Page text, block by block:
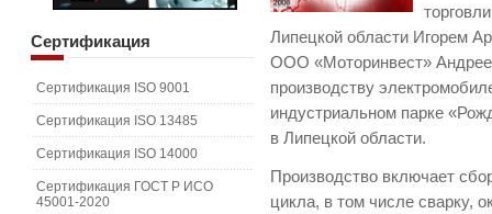
Липецкой области Игорем
ООО «Моторинвест»
производству
индустриальном парке
в Липецкой области.
Производство включает
цикла, в том числе сварку,
Сертификация
Сертификация ISO 9001
Сертификация ISO 13485
Сертификация ISO 14000
Сертификация ГОСТ Р ИСО
45001-2020